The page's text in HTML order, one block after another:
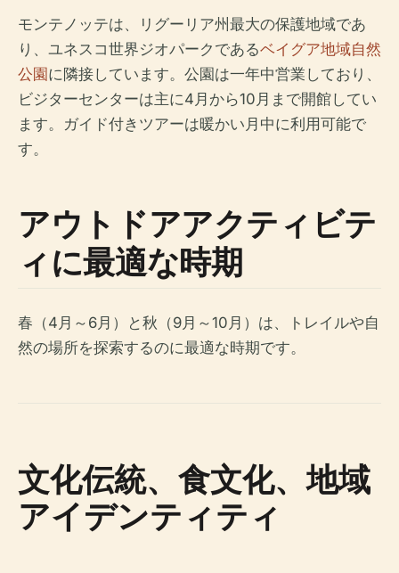
モンテノッテは、リグーリア州最大の保護地域であ
り、ユネスコ世界ジオパークであるベイグア地域自然
公園に隣接しています。公園は一年中営業しており、
ビジターセンターは主に4月から10月まで開館してい
ます。ガイド付きツアーは暖かい月中に利用可能で
す。
アウトドアアクティビテ
ィに最適な時期
春（4月～6月）と秋（9月～10月）は、トレイルや自
然の場所を探索するのに最適な時期です。
文化伝統、食文化、地域
アイデンティティ